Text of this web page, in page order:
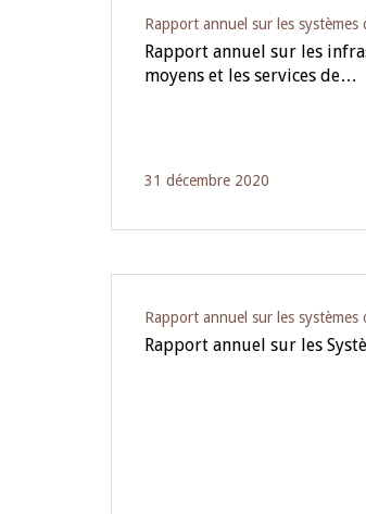
Rapport annuel sur les systèmes
Rapport annuel sur les
moyens et les services de…
31 décembre 2020
Rapport annuel sur les systèmes
Rapport annuel sur les